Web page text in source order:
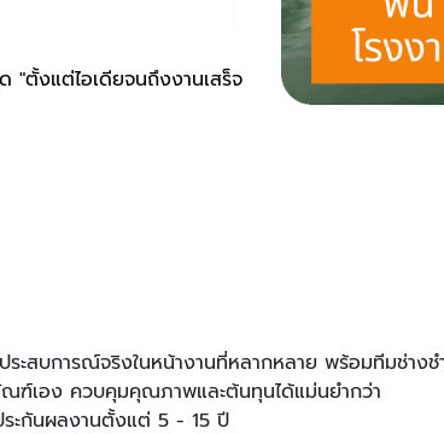
"ตั้งแต่ไอเดียจนถึงงานเสร็จ
สบการณ์จริงในหน้างานที่หลากหลาย พร้อมทีมช่างช
ฑ์เอง ควบคุมคุณภาพและต้นทุนได้แม่นยำกว่า
ะกันผลงานตั้งแต่ 5 - 15 ปี